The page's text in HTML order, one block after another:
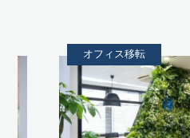
オフィス移転